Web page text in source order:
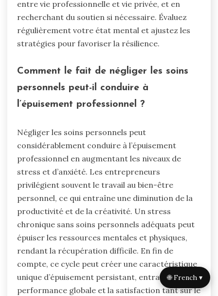
entre vie professionnelle et vie privée, et en
recherchant du soutien si nécessaire. Évaluez
régulièrement votre état mental et ajustez les
stratégies pour favoriser la résilience.
Comment le fait de négliger les soins
personnels peut-il conduire à
l’épuisement professionnel ?
Négliger les soins personnels peut
considérablement conduire à l’épuisement
professionnel en augmentant les niveaux de
stress et d’anxiété. Les entrepreneurs
privilégient souvent le travail au bien-être
personnel, ce qui entraîne une diminution de la
productivité et de la créativité. Un stress
chronique sans soins personnels adéquats peut
épuiser les ressources mentales et physiques,
rendant la récupération difficile. En fin de
compte, ce cycle peut créer une caractéristique
unique d’épuisement persistant, entravant la
performance globale et la satisfaction tant sur le
🌐 French ▾